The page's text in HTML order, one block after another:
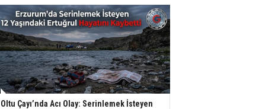
Oltu Çayı’nda Acı Olay: Serinlemek İsteyen